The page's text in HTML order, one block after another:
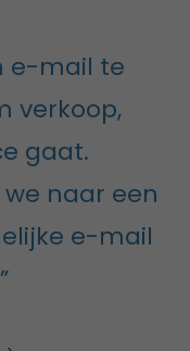
e-mail te
verkoop,
gaat.
naar een
e-mail